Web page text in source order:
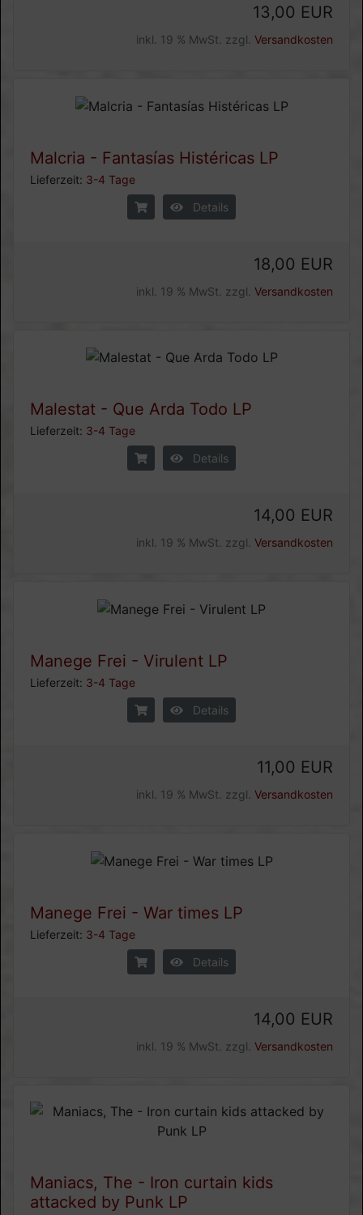
13,00 EUR
inkl. 19 % MwSt. zzgl. Versandkosten
Malcria - Fantas​í​as Hist​é​ricas LP
Lieferzeit: 3-4 Tage
Details
18,00 EUR
inkl. 19 % MwSt. zzgl. Versandkosten
Malestat - Que Arda Todo LP
Lieferzeit: 3-4 Tage
Details
14,00 EUR
inkl. 19 % MwSt. zzgl. Versandkosten
Manege Frei - Virulent LP
Lieferzeit: 3-4 Tage
Details
11,00 EUR
inkl. 19 % MwSt. zzgl. Versandkosten
Manege Frei - War times LP
Lieferzeit: 3-4 Tage
Details
14,00 EUR
inkl. 19 % MwSt. zzgl. Versandkosten
Maniacs, The - Iron curtain kids
attacked by Punk LP